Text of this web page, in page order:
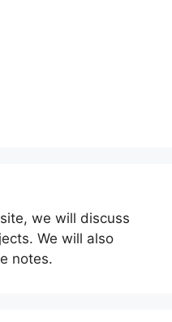
we will discuss
We will also
notes.